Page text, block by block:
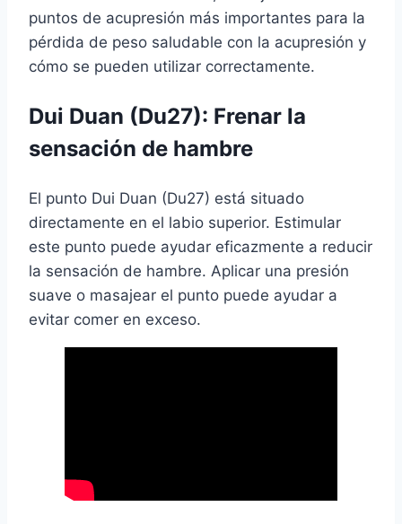
puntos de acupresión más importantes para la
pérdida de peso saludable con la acupresión y
cómo se pueden utilizar correctamente.
Dui Duan (Du27): Frenar la
sensación de hambre
El punto Dui Duan (Du27) está situado
directamente en el labio superior. Estimular
este punto puede ayudar eficazmente a reducir
la sensación de hambre. Aplicar una presión
suave o masajear el punto puede ayudar a
evitar comer en exceso.